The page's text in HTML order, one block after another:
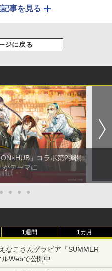
事を見る
ジに戻る
」コラボ第2弾開
がテーマに
● ● ● ●
1週間 1カ月
なこさんグラビア「SUMMER
Webで公開中